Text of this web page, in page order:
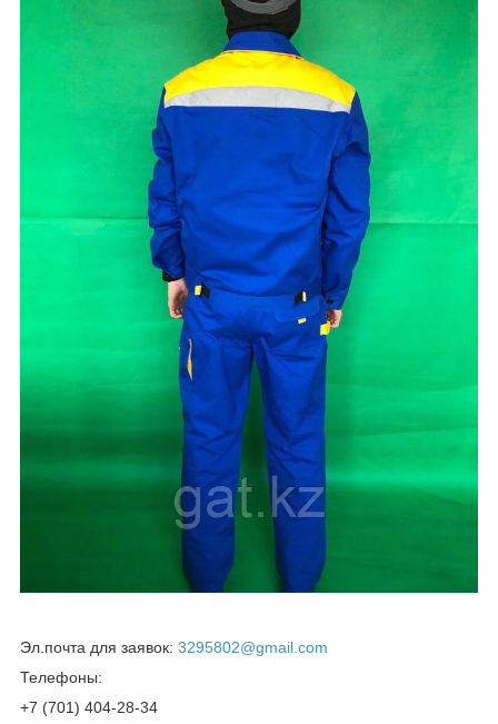
Эл.почта для заявок: 3295802@gmail.com
Телефоны:
+7 (701) 404-28-34